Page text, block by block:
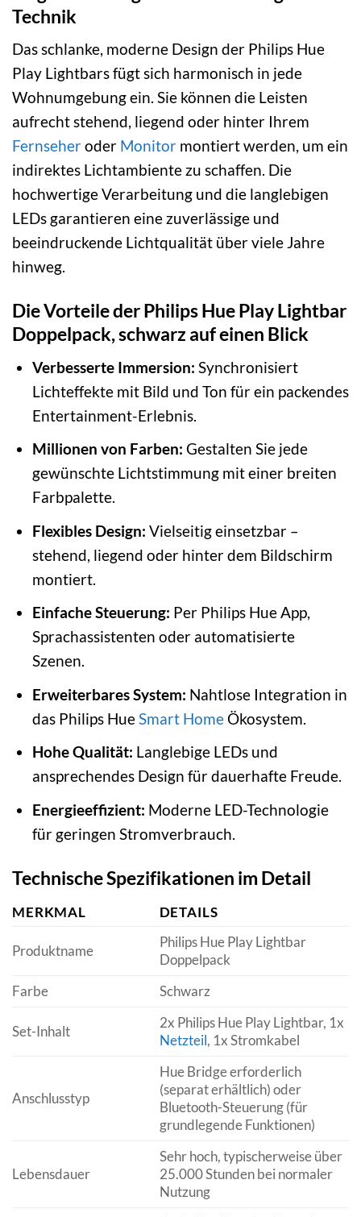
Technik
Das schlanke, moderne Design der Philips Hue
Play Lightbars fügt sich harmonisch in jede
Wohnumgebung ein. Sie können die Leisten
aufrecht stehend, liegend oder hinter Ihrem
Fernseheroder Monitor montiert werden, um ein
indirektes Lichtambiente zu schaffen. Die
hochwertige Verarbeitung und die langlebigen
LEDs garantieren eine zuverlässige und
beeindruckende Lichtqualität über viele Jahre
hinweg.
Die Vorteile der Philips Hue Play Lightbar
Doppelpack, schwarz auf einen Blick
Verbesserte Immersion: Synchronisiert
Lichteffekte mit Bild und Ton für ein packendes
Entertainment-Erlebnis.
Millionen von Farben: Gestalten Sie jede
gewünschte Lichtstimmung mit einer breiten
Farbpalette.
Flexibles Design: Vielseitig einsetzbar –
stehend, liegend oder hinter dem Bildschirm
montiert.
Einfache Steuerung: Per Philips Hue App,
Sprachassistenten oder automatisierte
Szenen.
Erweiterbares System: Nahtlose Integration in
das Philips Hue Smart HomeÖkosystem.
Hohe Qualität: Langlebige LEDs und
ansprechendes Design für dauerhafte Freude.
Energieeffizient: Moderne LED-Technologie
für geringen Stromverbrauch.
Technische Spezifikationen im Detail
MERKMAL DETAILS
Produktname
Philips Hue Play Lightbar
Doppelpack
Farbe
Schwarz
Set-Inhalt
2x Philips Hue Play Lightbar, 1x
Netzteil, 1x Stromkabel
Anschlusstyp
Hue Bridge erforderlich
(separat erhältlich) oder
Bluetooth-Steuerung (für
grundlegende Funktionen)
Lebensdauer
Sehr hoch, typischerweise über
25.000 Stunden bei normaler
Nutzung